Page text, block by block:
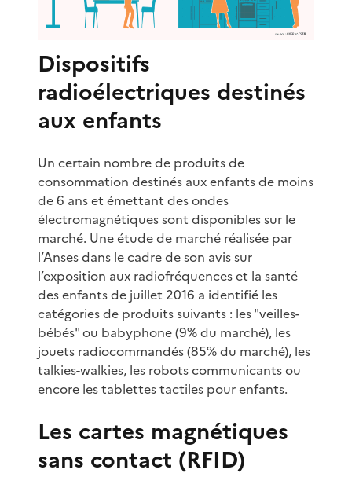
Dispositifs
radioélectriques destinés
aux enfants
Un certain nombre de produits de
consommation destinés aux enfants de moins
de 6 ans et émettant des ondes
électromagnétiques sont disponibles sur le
marché. Une étude de marché réalisée par
l’Anses dans le cadre de son avis sur
l’exposition aux radiofréquences et la santé
des enfants de juillet 2016 a identifié les
catégories de produits suivants : les "veilles-
bébés" ou babyphone (9% du marché), les
jouets radiocommandés (85% du marché), les
talkies-walkies, les robots communicants ou
encore les tablettes tactiles pour enfants.
Les cartes magnétiques
sans contact (RFID)